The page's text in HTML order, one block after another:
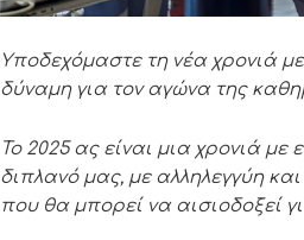
Υποδεχόμαστε τη νέα χρονιά
δύναμη για τον αγώνα της
Το 2025 ας είναι μια χρονιά
διπλανό μας, με αλληλεγγύη
που θα μπορεί να αισιοδοξεί